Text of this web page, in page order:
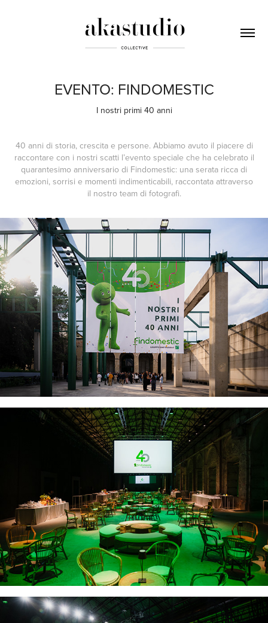
EVENTO: FINDOMESTIC
I nostri primi 40 anni
40 anni di storia, crescita e persone. Abbiamo avuto il piacere di
raccontare con i nostri scatti l’evento speciale che ha celebrato il
quarantesimo anniversario di Findomestic: una serata ricca di
emozioni, sorrisi e momenti indimenticabili, raccontata attraverso
il nostro team di fotografi.